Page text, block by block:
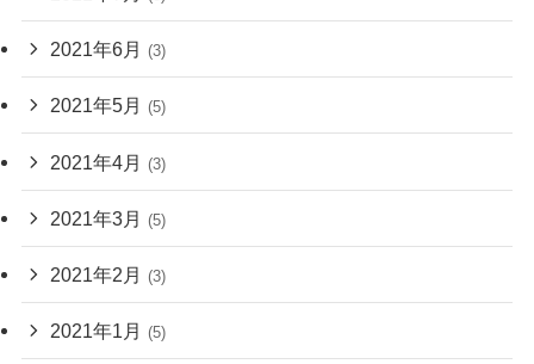
2021年6月 (3)
2021年5月 (5)
2021年4月 (3)
2021年3月 (5)
2021年2月 (3)
2021年1月 (5)